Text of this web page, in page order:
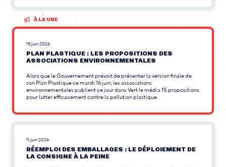
À LA UNE
15 juin 2026
PLAN PLASTIQUE : LES PROPOSITIONS DES
ASSOCIATIONS ENVIRONNEMENTALES
Alors que le Gouvernement prévoit de présenter la version finale de
son Plan Plastique ce mardi 16 juin, les associations
environnementales publient ce jour dans Vert le média 15 propositions
pour lutter efficacement contre la pollution plastique.
11 juin 2026
RÉEMPLOI DES EMBALLAGES : LE DÉPLOIEMENT DE
LA CONSIGNE À LA PEINE